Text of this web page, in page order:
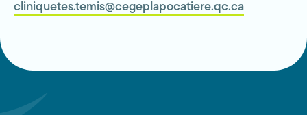
cliniquetes.temis@cegeplapocatiere.qc.ca